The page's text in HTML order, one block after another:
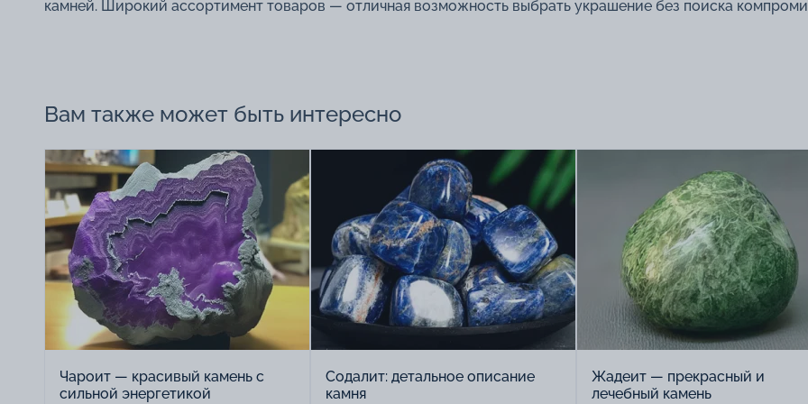
камней. Широкий ассортимент товаров — отличная возможность выбрать украшение без поиска
Вам также может быть интересно
Чароит — красивый камень с
сильной энергетикой
Содалит: детальное описание
камня
Жадеит — прекрасный и
лечебный камень